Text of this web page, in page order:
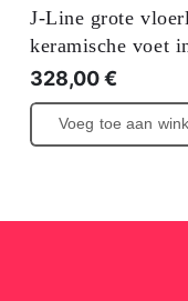
J-Line grote
keramische voet
328,00€
Voeg toe aan